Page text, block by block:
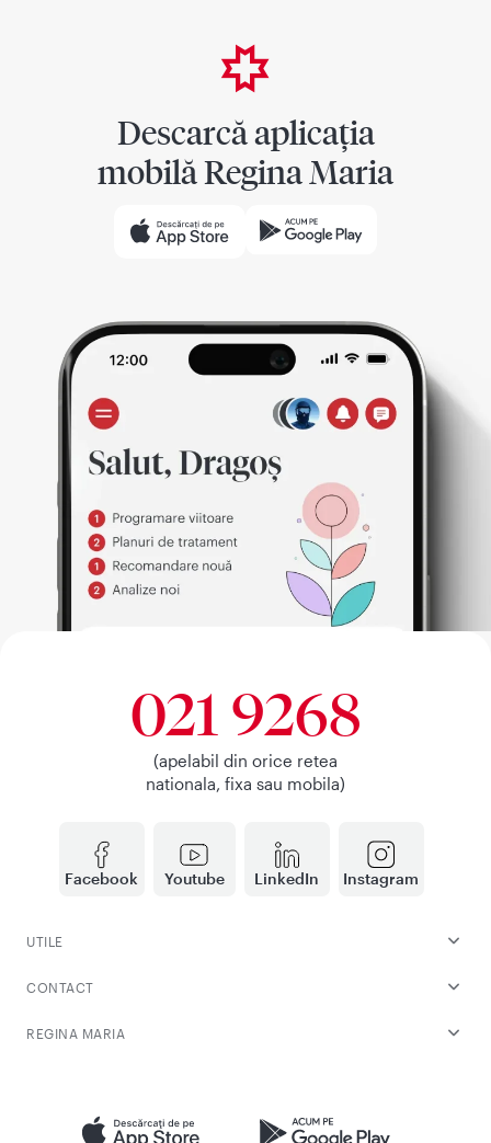
Descarcă aplicația
mobilă Regina Maria
Facebook Youtube LinkedIn Instagram
021 9268
(apelabil din orice retea
nationala, fixa sau mobila)
UTILE
CONTACT
REGINA MARIA